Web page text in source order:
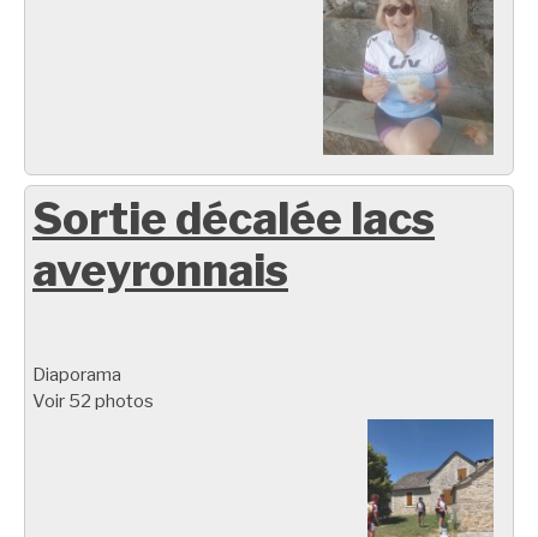
Sortie décalée lacs
aveyronnais
Diaporama
Voir 52 photos